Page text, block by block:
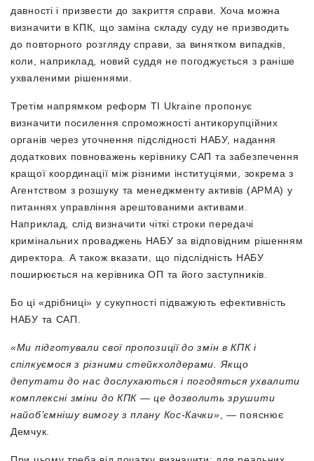
давності і призвести до закриття справи. Хоча можна
визначити в КПК, що заміна складу суду не призводить
до повторного розгляду справи, за винятком випадків,
коли, наприклад, новий суддя не погоджується з раніше
ухваленими рішеннями.
Третім напрямком реформ TI Ukraine пропонує
визначити посилення спроможності антикорупційних
органів через уточнення підслідності НАБУ, надання
додаткових повноважень керівнику САП та забезпечення
кращої координації між різними інституціями, зокрема з
Агентством з розшуку та менеджменту активів (АРМА) у
питаннях управління арештованими активами.
Наприклад, слід визначити чіткі строки передачі
кримінальних проваджень НАБУ за відповідним рішенням
директора. А також вказати, що підслідність НАБУ
поширюється на керівника ОП та його заступників.
Бо ці «дрібниці» у сукупності підважують ефективність
НАБУ та САП.
«Ми підготували свої пропозиції до змін в КПК і
спілкуємося з різними стейкхолдерами. Якщо
депутати до нас дослухаються і погодяться ухвалити
комплексні зміни до КПК — це дозволить зрушити
найоб’ємнішу вимогу з плану Кос-Качки» , — пояснює
Демчук.